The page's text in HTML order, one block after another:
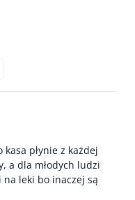
płynie z każdej
a dla młodych ludzi
leki bo inaczej są